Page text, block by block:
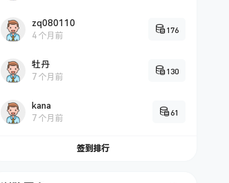
zq080110
4 个月前
176
牡丹
7 个月前
130
kana
7 个月前
61
签到排行